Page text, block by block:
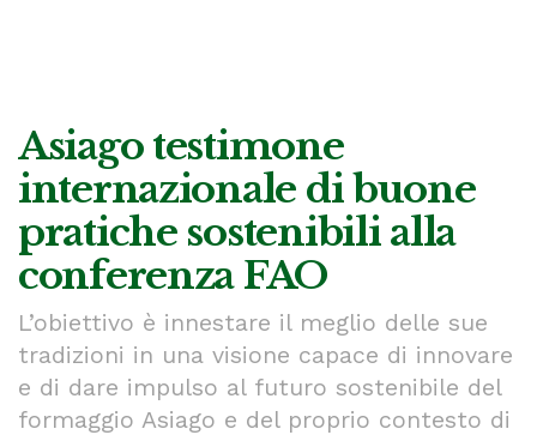
Asiago testimone
internazionale di buone
pratiche sostenibili alla
conferenza FAO
L’obiettivo è innestare il meglio delle sue
tradizioni in una visione capace di innovare
e di dare impulso al futuro sostenibile del
formaggio Asiago e del proprio contesto di